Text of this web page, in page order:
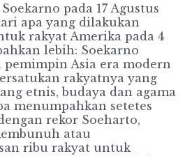
pada 17 Agustus
apa yang dilakukan
rakyat Amerika pada 4
lebih: Soekarno
pemimpin Asia era modern
rakyatnya yang
etnis, budaya dan agama
menumpahkan setetes
rekor Soeharto,
atau
ribu rakyat untuk